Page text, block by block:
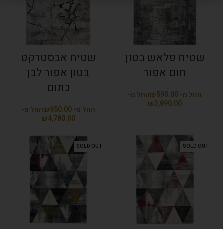
שטיח פלאש בטון
חום אפור
₪
₪
שטיח אבסטרקט
בטון אפור לבן
כתום
₪
₪
SOLD OUT
SOLD OUT